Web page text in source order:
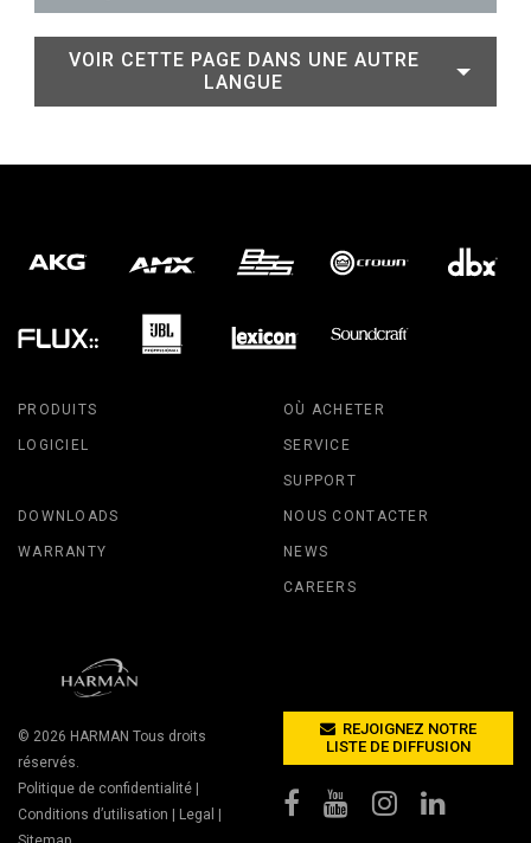
VOIR CETTE PAGE DANS UNE AUTRE
LANGUE
PRODUITS
LOGICIEL
OÙ ACHETER
SERVICE
SUPPORT
DOWNLOADS
WARRANTY
NOUS CONTACTER
NEWS
CAREERS
© 2026 HARMAN Tous droits
réservés.
Politique de confidentialité
Conditions d’utilisation
Legal
REJOIGNEZ NOTRE
LISTE DE DIFFUSION